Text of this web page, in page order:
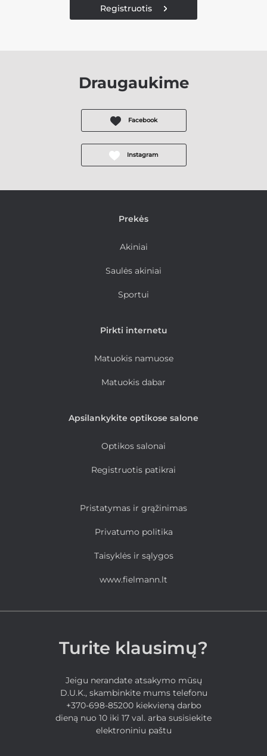
Registruotis
Draugaukime
Facebook
Instagram
Prekės
Akiniai
Saulės akiniai
Sportui
Pirkti internetu
Matuokis namuose
Matuokis dabar
Apsilankykite optikose salone
Optikos salonai
Registruotis patikrai
Pristatymas ir grąžinimas
Privatumo politika
Taisyklės ir sąlygos
www.fielmann.lt
Turite klausimų?
Jeigu nerandate atsakymo mūsų
D.U.K., skambinkite mums telefonu
+370-698-85200 kiekvieną darbo
dieną nuo 10 iki 17 val. arba susisiekite
elektroniniu paštu